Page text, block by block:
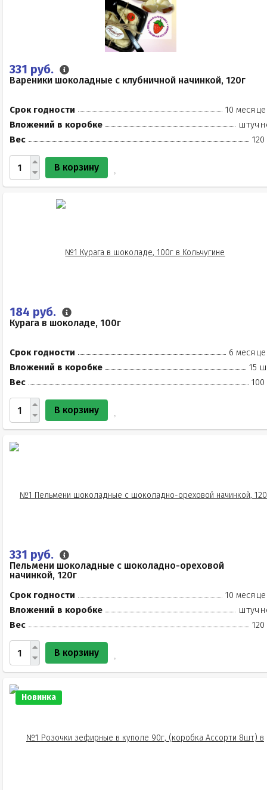
331 руб.
Вареники шоколадные с клубничной начинкой, 120г
Срок годности
10
Вложений в коробке
Вес
120
В корзину
184 руб.
Курага в шоколаде, 100г
Срок годности
6
Вложений в коробке
15
Вес
100
В корзину
331 руб.
Пельмени шоколадные с шоколадно-ореховой
начинкой, 120г
Срок годности
10
Вложений в коробке
Вес
120
В корзину
Новинка